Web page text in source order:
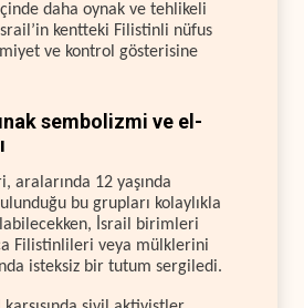
daha oynak ve tehlikeli
kentteki Filistinli nüfus
ve kontrol gösterisine
sembolizmi ve el-
aralarında 12 yaşında
bu grupları kolaylıkla
İsrail birimleri
Filistinlileri veya mülklerini
isteksiz bir tutum sergiledi.